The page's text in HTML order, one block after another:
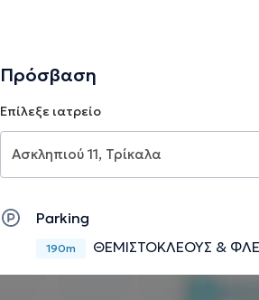
ενηλίκων καλύπτοντας όλο το φάσμα
Ευρωπαϊκής Ακαδημίας
Immunology–EAACI/UEMS -
ειδικότητας της Αλλεργιολογίας και
Ανοσολογίας. Διαθέτει πολυετή
ερευνητική δραστηριότητα έχοντας
πληθώρα συνεδρίων με ομιλίες και
Πρόσβαση
Επίλεξε ιατρείο
Parking
190m ΘΕΜΙΣΤΟΚΛΕΟΥΣ &